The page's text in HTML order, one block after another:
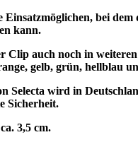
Einsatzmöglichen, bei dem
kann.
Clip auch noch in
gelb, grün, hellblau
Selecta wird in
Sicherheit.
3,5 cm.